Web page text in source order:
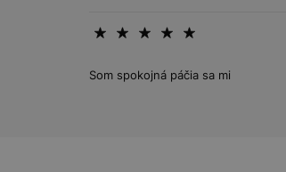
Som spokojná páčia sa mi